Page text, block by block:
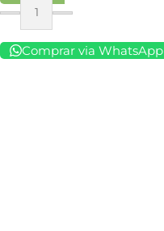
Comprar via WhatsApp